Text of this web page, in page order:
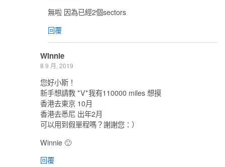
無啦 因為已經2個sectors
回覆
Winnie
8 9 月, 2019
您好小斯！
新手想請教 *V*我有110000 miles 想摸
香港去東京 10月
香港去悉尼 出年2月
可以用到假單程嗎？謝謝您：）
Winnie 🙂
回覆